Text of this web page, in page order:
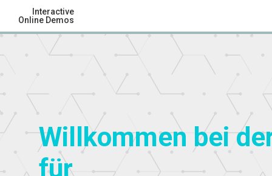
Interactive
Online Demos
Willkommen bei
für